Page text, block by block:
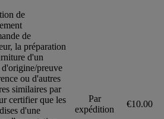
de
de
la préparation
d'un
preuve
ou d'autres
similaires par
certifier que les
d'une
Par
expédition
€10.00